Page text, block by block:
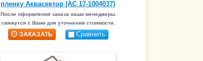
пленку Аквасектор (АС 17-1004037)
После оформления заказа наши менеджеры
свяжутся с Вами для уточнения стоимости.
ЗАКАЗАТЬ Сравнить